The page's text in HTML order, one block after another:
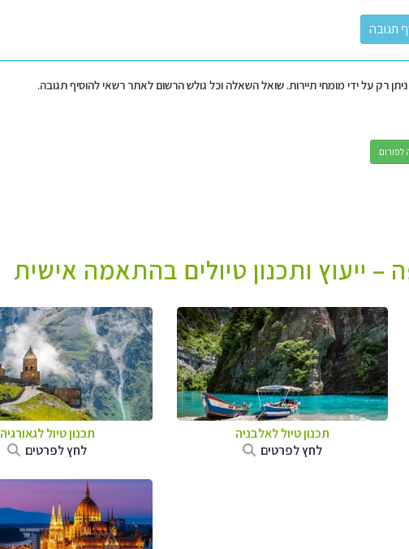
רק על ידי מומחי תיירות. שואל השאלה וכל גולש הרשום לאתר רשאי להוסיף תגובה.
לפורום
– ייעוץ ותכנון טיולים בהתאמה אישית
תכנון טיול לאלבניה
לחץ לפרטים
תכנון טיול לגאורגיה
לחץ לפרטים